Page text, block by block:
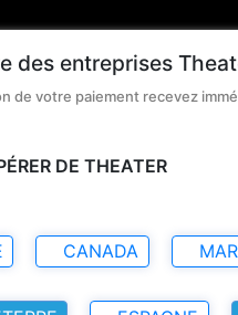
des entreprises
de votre paiement recevez
DE THEATER
CANADA